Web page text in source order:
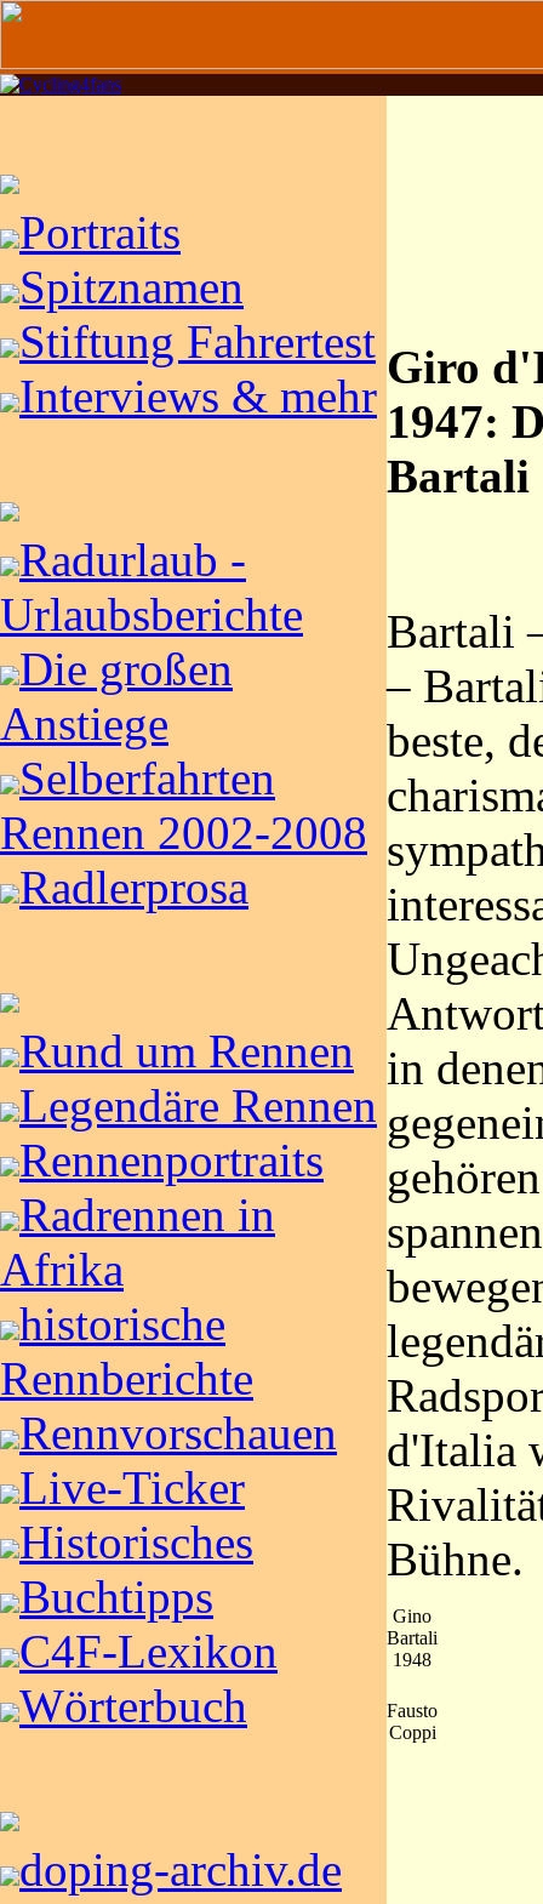
Portraits
Spitznamen
Stiftung Fahrertest
Interviews & mehr
Radurlaub -
Urlaubsberichte
Die großen
Anstiege
Selberfahrten
Rennen 2002-2008
Radlerprosa
Rund um Rennen
Legendäre Rennen
Rennenportraits
Radrennen in
Afrika
historische
Rennberichte
Rennvorschauen
Live-Ticker
Historisches
Buchtipps
C4F-Lexikon
Wörterbuch
doping-archiv.de
Giro
1947:
Bartali
Bartali
–
beste,
in
d'Italia
Bühne.
Gino
Bartali
1948
Fausto
Coppi